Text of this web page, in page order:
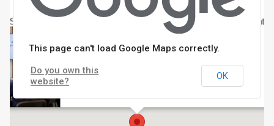
à Lyon : Santé, sécurité, conditions de travail et santé
This page can't load Google Maps correctly.
Do you own this
website?
OK